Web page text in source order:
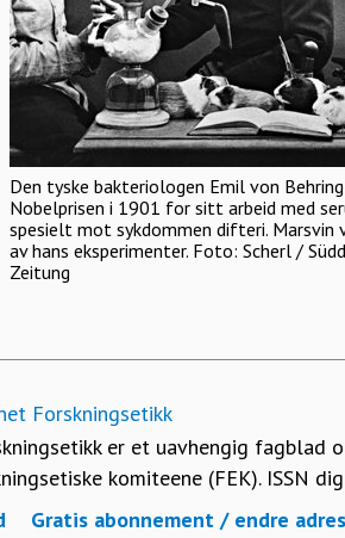
Den tyske bakteriologen Emil von
Nobelprisen i 1901 for sitt arbeid med
spesielt mot sykdommen difteri. Marsvin
av hans eksperimenter. Foto: Scherl /
Zeitung
Forskningsetikk
er et uavhengig fagblad
komiteene (FEK). ISSN
Gratis abonnement / endre